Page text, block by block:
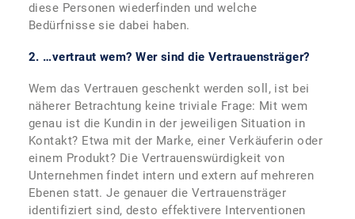
diese Personen wiederfinden und welche
Bedürfnisse sie dabei haben.
2. …vertraut wem? Wer sind die Vertrauensträger?
Wem das Vertrauen geschenkt werden soll, ist bei
näherer Betrachtung keine triviale Frage: Mit wem
genau ist die Kundin in der jeweiligen Situation in
Kontakt? Etwa mit der Marke, einer Verkäuferin oder
einem Produkt? Die Vertrauenswürdigkeit von
Unternehmen findet intern und extern auf mehreren
Ebenen statt. Je genauer die Vertrauensträger
identifiziert sind, desto effektivere Interventionen